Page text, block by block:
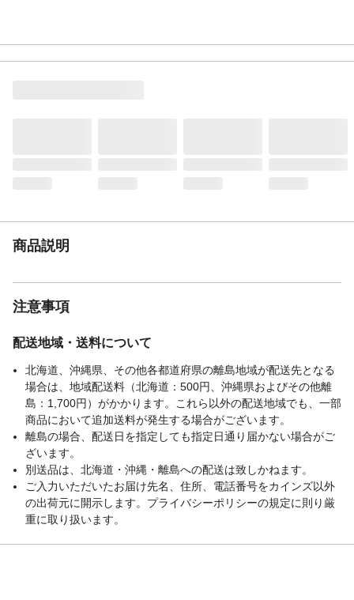
商品説明
注意事項
配送地域・送料について
北海道、沖縄県、その他各都道府県の離島地域が配送先となる
場合は、地域配送料（北海道：500円、沖縄県およびその他離
島：1,700円）がかかります。これら以外の配送地域でも、一部
商品において追加送料が発生する場合がございます。
離島の場合、配送日を指定しても指定日通り届かない場合がご
ざいます。
別送品は、北海道・沖縄・離島への配送は致しかねます。
ご入力いただいたお届け先名、住所、電話番号をカインズ以外
の出荷元に開示します。プライバシーポリシーの規定に則り厳
重に取り扱います。